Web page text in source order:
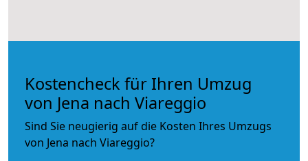
Kostencheck für Ihren Umzug
von Jena nach Viareggio
Sind Sie neugierig auf die Kosten Ihres Umzugs
von Jena nach Viareggio?